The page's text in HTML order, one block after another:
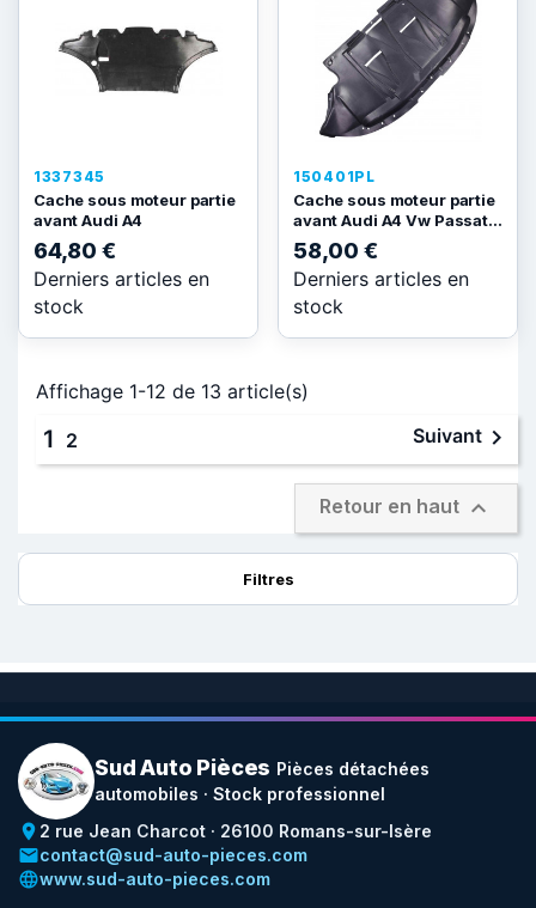
1337345
Cache sous moteur partie
avant Audi A4
64,80 €
Derniers articles en
stock
150401PL
Cache sous moteur partie
avant Audi A4 Vw Passat...
58,00 €
Derniers articles en
stock
Affichage 1-12 de 13 article(s)
1 2 Suivant 
Retour en haut 
Filtres
Sud Auto Pièces Pièces détachées
automobiles · Stock professionnel
place 2 rue Jean Charcot · 26100 Romans-sur-Isère
emailcontact@sud-auto-pieces.com
languagewww.sud-auto-pieces.com